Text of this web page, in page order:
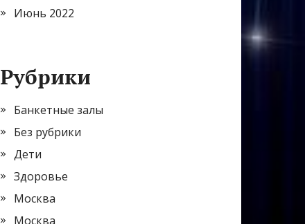
Июнь 2022
Рубрики
Банкетные залы
Без рубрики
Дети
Здоровье
Москва
Москва